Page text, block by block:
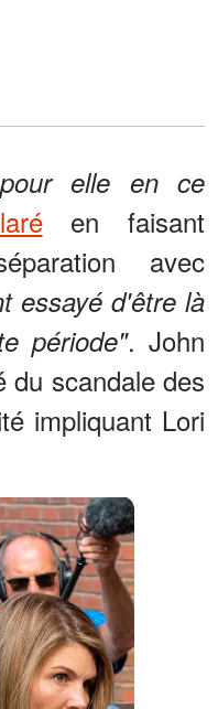
elle en ce
en faisant
avec
essayé d'être là
période". John
du scandale des
impliquant Lori